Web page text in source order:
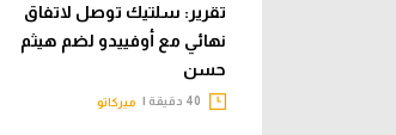
تقرير: سلتيك توصل لاتفاق
نهائي مع أوفييدو لضم هيثم
حسن
ميركاتو